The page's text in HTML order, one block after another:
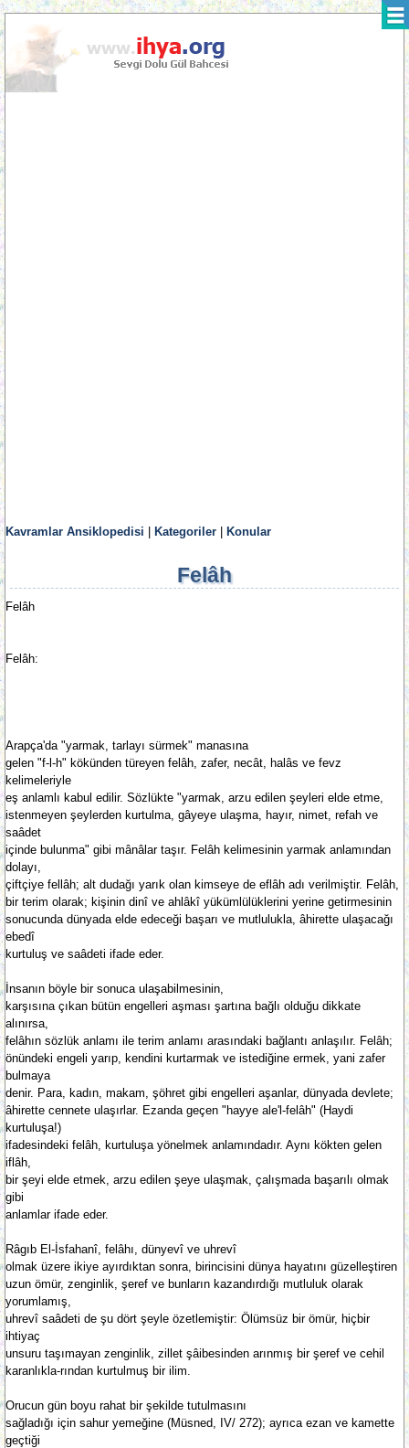
Kavramlar Ansiklopedisi Kategoriler Konular
Felâh
Felâh
Felâh:
Arapça'da "yarmak, tarlayı sürmek" manasına
gelen "f-l-h" kökünden türeyen felâh, zafer, necât, halâs ve fevz
kelimeleriyle
eş anlamlı kabul edilir. Sözlükte "yarmak, arzu edilen şeyleri elde etme,
istenmeyen şeylerden kurtulma, gâyeye ulaşma, hayır, nimet, refah ve
saâdet
içinde bulunma" gibi mânâlar taşır. Felâh kelimesinin yarmak anlamından
dolayı,
çiftçiye fellâh; alt dudağı yarık olan kimseye de eflâh adı verilmiştir. Felâh,
bir terim olarak; kişinin dinî ve ahlâkî yükümlülüklerini yerine getirmesinin
sonucunda dünyada elde edeceği başarı ve mutlulukla, âhirette ulaşacağı
ebedî
kurtuluş ve saâdeti ifade eder.
İnsanın böyle bir sonuca ulaşabilmesinin,
karşısına çıkan bütün engelleri aşması şartına bağlı olduğu dikkate
alınırsa,
felâhın sözlük anlamı ile terim anlamı arasındaki bağlantı anlaşılır. Felâh;
önündeki engeli yarıp, kendini kurtarmak ve istediğine ermek, yani zafer
bulmaya
denir. Para, kadın, makam, şöhret gibi engelleri aşanlar, dünyada devlete;
âhirette cennete ulaşırlar. Ezanda geçen "hayye ale'l-felâh" (Haydi
kurtuluşa!)
ifadesindeki felâh, kurtuluşa yönelmek anlamındadır. Aynı kökten gelen
iflâh,
bir şeyi elde etmek, arzu edilen şeye ulaşmak, çalışmada başarılı olmak
gibi
anlamlar ifade eder.
Râgıb El-İsfahanî, felâhı, dünyevî ve uhrevî
olmak üzere ikiye ayırdıktan sonra, birincisini dünya hayatını güzelleştiren
uzun ömür, zenginlik, şeref ve bunların kazandırdığı mutluluk olarak
yorumlamış,
uhrevî saâdeti de şu dört şeyle özetlemiştir: Ölümsüz bir ömür, hiçbir
ihtiyaç
unsuru taşımayan zenginlik, zillet şâibesinden arınmış bir şeref ve cehil
karanlıkla-rından kurtulmuş bir ilim.
Orucun gün boyu rahat bir şekilde tutulmasını
sağladığı için sahur yemeğine (Müsned, IV/ 272); ayrıca ezan ve kamette
geçtiği